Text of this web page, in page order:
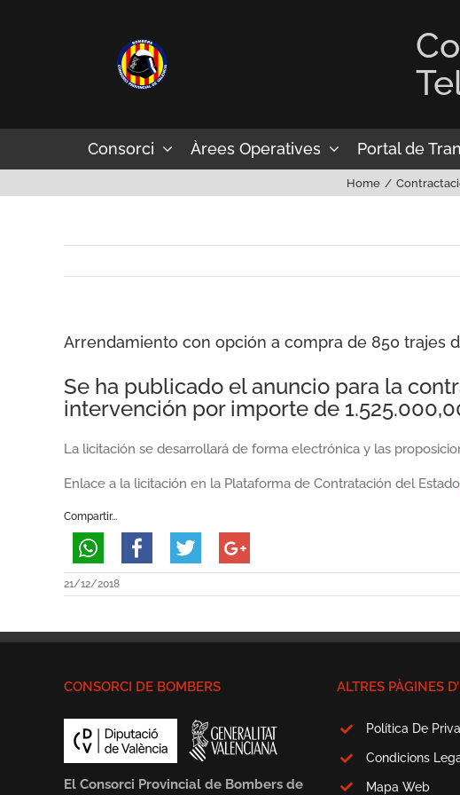
Consorci Àrees Operatives Portal de
Home
Arrendamiento con opción a compra de 850 trajes
Se ha publicado el anuncio para la
intervención por importe de
La licitación se desarrollará de forma electrónica y las
Enlace a la licitación en la Plataforma de Contratación del
Compartir...
21/12/2018
CONSORCI DE BOMBERS
El Consorci Provincial de Bombers de
ALTRES PÀGINES
Política De
Condicions
Mapa Web